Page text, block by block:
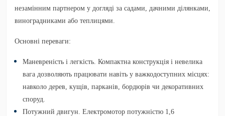
незамінним партнером у догляді за садами, дачними ділянками,
виноградниками або теплицями.
Основні переваги:
Маневреність і легкість. Компактна конструкція і невелика
вага дозволяють працювати навіть у важкодоступних місцях:
навколо дерев, кущів, парканів, бордюрів чи декоративних
споруд.
Потужний двигун. Електромотор потужністю 1,6